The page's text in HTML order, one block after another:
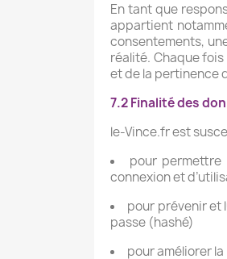
En tant que
appartient
consentements,
réalité. Chaque
et de la pertinence
7.2 Finalité des
le-Vince.fr est
pour permettre
connexion et
pour prévenir et
passe (hashé)
pour améliorer